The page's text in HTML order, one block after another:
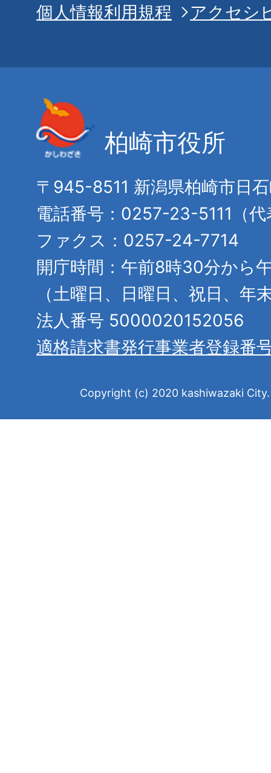
個人情報利用規程
アクセシ
柏崎市役所
〒945-8511 新潟県柏崎市日
電話番号：0257-23-5111（代
ファクス：0257-24-7714
開庁時間：午前8時30分から
（土曜日、日曜日、祝日、年
法人番号 5000020152056
適格請求書発行事業者登録番
Copyright (c) 2020 kashiwazaki